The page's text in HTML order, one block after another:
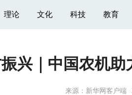
理论 文化 科技 教育
兴｜中国农机
来源： 新华网客户端